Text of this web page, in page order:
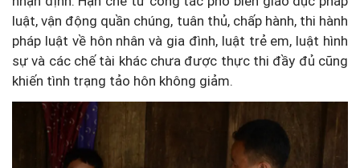
luật, vận động quần chúng, tuân thủ, chấp hành, thi hành
pháp luật về hôn nhân và gia đình, luật trẻ em, luật hình
sự và các chế tài khác chưa được thực thi đầy đủ cũng
khiến tình trạng tảo hôn không giảm.